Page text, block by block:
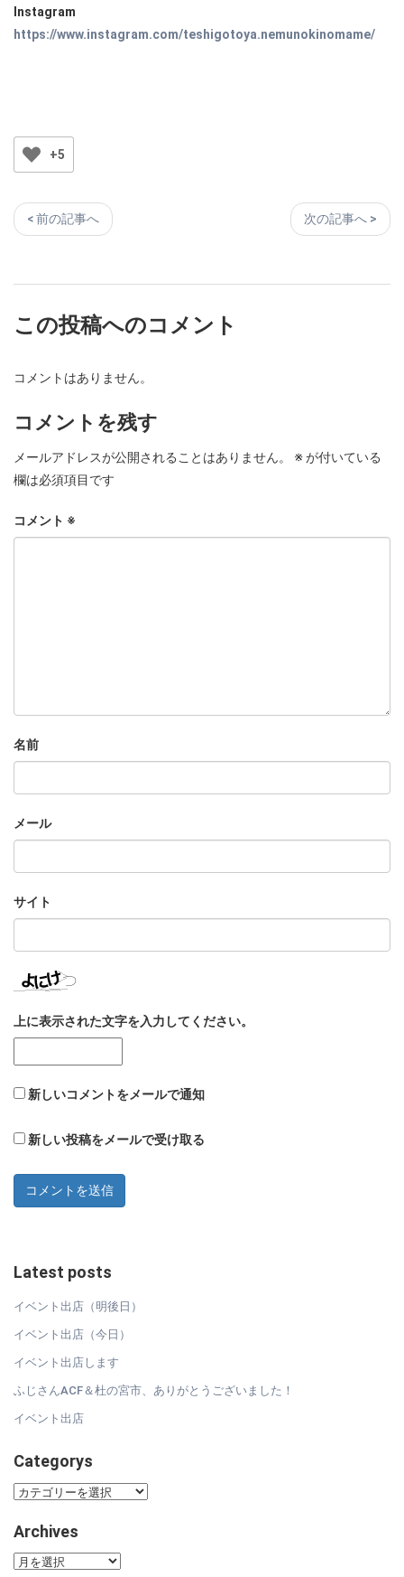
Instagram
https://www.instagram.com/teshigotoya.nemunokinomame/
+5
< 前の記事へ 次の記事へ >
この投稿へのコメント
コメントはありません。
コメントを残す
メールアドレスが公開されることはありません。 ※が付いている
欄は必須項目です
コメント ※
名前
メール
サイト
上に表示された文字を入力してください。
新しいコメントをメールで通知
新しい投稿をメールで受け取る
Latest posts
イベント出店（明後日）
イベント出店（今日）
イベント出店します
ふじさんACF＆杜の宮市、ありがとうございました！
イベント出店
Categorys
Categorys
Archives
Archives